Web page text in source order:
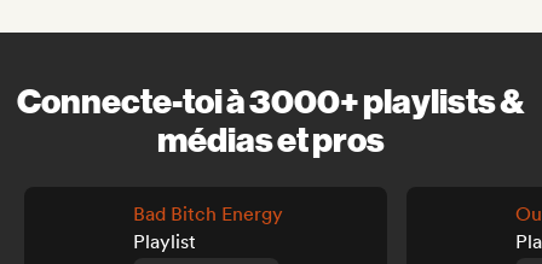
Connecte-toi à 3000+ playlists &
médias et pros
Bad Bitch Energy
Playlist